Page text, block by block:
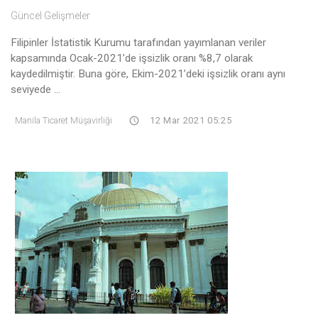
Güncel Gelişmeler
Filipinler İstatistik Kurumu tarafından yayımlanan veriler
kapsamında Ocak-2021’de işsizlik oranı %8,7 olarak
kaydedilmiştir. Buna göre, Ekim-2021’deki işsizlik oranı aynı
seviyede ...
Manila Ticaret Müşavirliği 12 Mar 2021 05:25